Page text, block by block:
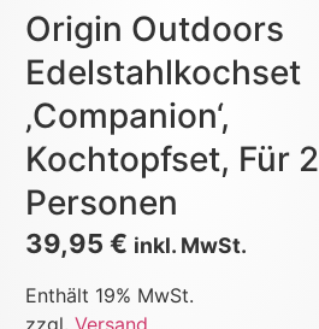
Origin Outdoors
Edelstahlkochset
‚Companion‘,
Kochtopfset, Für 2
Personen
39,95€ inkl. MwSt.
Enthält 19% MwSt.
zzgl.Versand